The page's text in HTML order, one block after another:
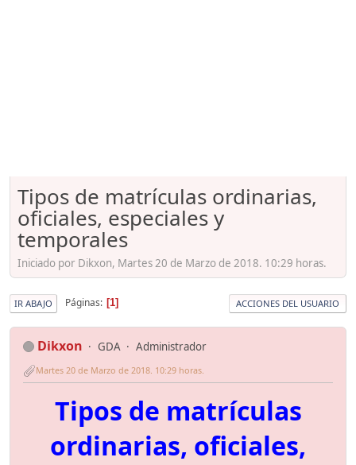
Tipos de matrículas ordinarias,
oficiales, especiales y
temporales
Iniciado por Dikxon, Martes 20 de Marzo de 2018. 10:29 horas.
IR ABAJO Páginas 1 ACCIONES DEL USUARIO
Dikxon GDA Administrador
Martes 20 de Marzo de 2018. 10:29 horas.
Tipos de matrículas
ordinarias, oficiales,